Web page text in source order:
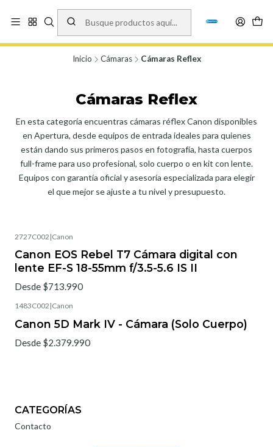
Vísita nuestro local en Los Agustinos 5478, Ñuñoa. Lunes a Viernes 9.30 a
19.00, Sábados 10:00 a 19:00 y Domingos de 10:00 a 17:00
Inicio Cámaras Cámaras Reflex
Cámaras Reflex
En esta categoría encuentras cámaras réflex Canon disponibles
en Apertura, desde equipos de entrada ideales para quienes
están dando sus primeros pasos en fotografía, hasta cuerpos
full-frame para uso profesional, solo cuerpo o en kit con lente.
Equipos con garantía oficial y asesoría especializada para elegir
el que mejor se ajuste a tu nivel y presupuesto.
2727C002 |Canon
Canon EOS Rebel T7 Cámara digital con
lente EF-S 18-55mm f/3.5-5.6 IS II
Desde $713.990
1483C002 |Canon
Canon 5D Mark IV - Cámara (Solo Cuerpo)
Desde $2.379.990
CATEGORÍAS
Contacto